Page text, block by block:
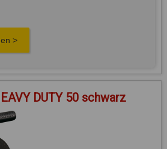
DUTY 50 schwarz